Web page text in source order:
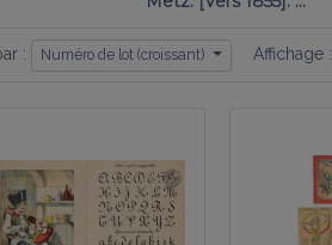
: Numéro de lot (croissant) Affichage :